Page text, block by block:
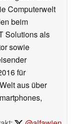
Computerwelt
beim
Solutions als
sowie
für
aus über